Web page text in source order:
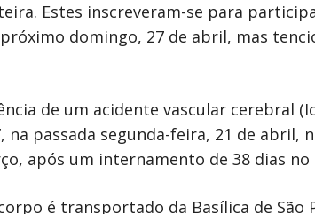
Estes inscreveram-se para
domingo, 27 de abril, mas
de um acidente vascular cerebral
passada segunda-feira, 21 de abril,
após um internamento de 38 dias
é transportado da Basílica de